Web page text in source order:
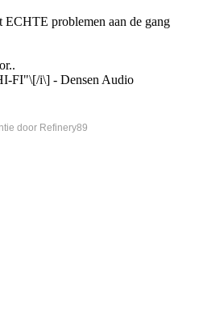
ECHTE problemen aan de gang
FI"\[/i\] - Densen Audio
door Refinery89